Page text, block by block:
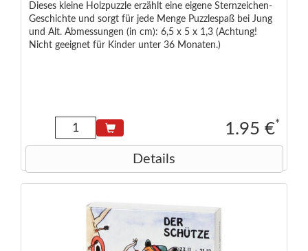
Dieses kleine Holzpuzzle erzählt eine eigene Sternzeichen-
Geschichte und sorgt für jede Menge Puzzlespaß bei Jung
und Alt. Abmessungen (in cm): 6,5 x 5 x 1,3 (Achtung!
Nicht geeignet für Kinder unter 36 Monaten.)
1.95 €*
Details